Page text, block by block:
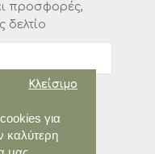
για
καλύτερη
Κλείσιμο
προσφορές,
δελτίο